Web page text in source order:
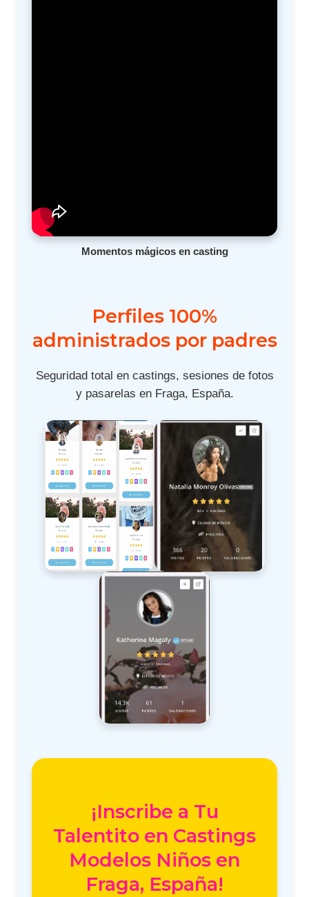
Momentos mágicos en casting
Perfiles 100%
administrados por padres
Seguridad total en castings, sesiones de fotos
y pasarelas en Fraga, España.
¡Inscribe a Tu
Talentito en Castings
Modelos Niños en
Fraga, España!